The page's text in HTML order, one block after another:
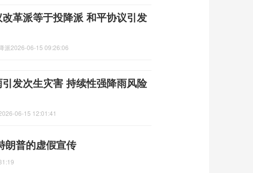
革派等于投降派 和平协议引发
派2026-06-15 09:26:06
发次生灾害 持续性强降雨风险
06-15 12:01:41
朗普的虚假宣传